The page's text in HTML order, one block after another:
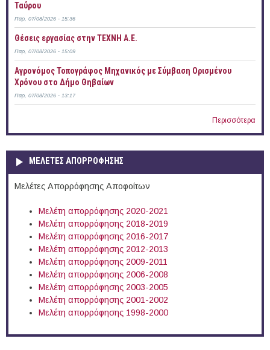
Ταύρου
Παρ, 07/08/2026 - 15:36
Θέσεις εργασίας στην ΤΕΧΝΗ Α.Ε.
Παρ, 07/08/2026 - 15:09
Αγρονόμος Τοπογράφος Μηχανικός με Σύμβαση Ορισμένου
Χρόνου στο Δήμο Θηβαίων
Παρ, 07/08/2026 - 13:17
Περισσότερα
ΜΕΛΕΤΕΣ ΑΠΟΡΡΟΦΗΣΗΣ
Μελέτες Απορρόφησης Αποφοίτων
Μελέτη απορρόφησης 2020-2021
Μελέτη απορρόφησης 2018-2019
Μελέτη απορρόφησης 2016-2017
Μελέτη απορρόφησης 2012-2013
Μελέτη απορρόφησης 2009-2011
Μελέτη απορρόφησης 2006-2008
Μελέτη απορρόφησης 2003-2005
Μελέτη απορρόφησης 2001-2002
Μελέτη απορρόφησης 1998-2000